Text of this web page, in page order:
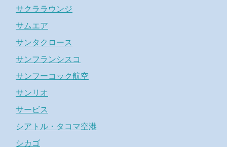
サクララウンジ
サムエア
サンタクロース
サンフランシスコ
サンフーコック航空
サンリオ
サービス
シアトル・タコマ空港
シカゴ